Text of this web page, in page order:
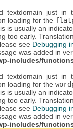
loading for the
is usually an
too early.
see Debugging
was added in
includes/
loading for the
is usually an
too early.
see Debugging
was added in
includes/